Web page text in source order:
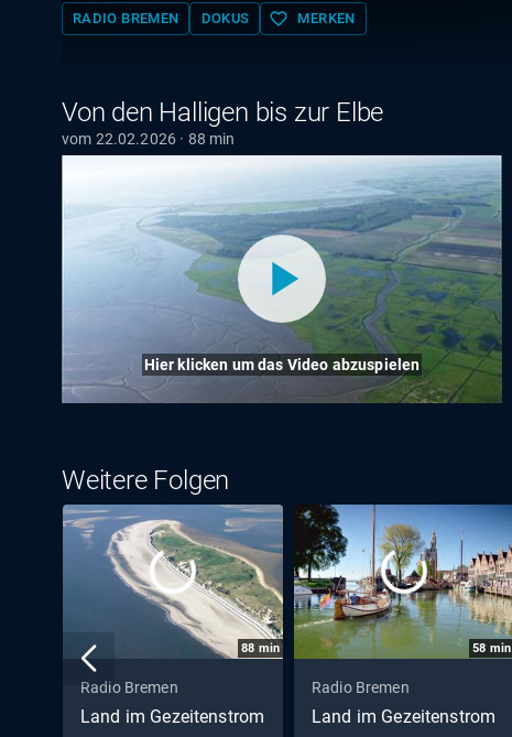
RADIO BREMEN DOKUS favorite_border MERKEN
Von den Halligen bis zur Elbe
vom 22.02.2026 · 88 min
Hier klicken um das Video abzuspielen
Weitere Folgen
88 min
Radio Bremen
Land im Gezeitenstrom
58 min
Radio Bremen
Land im Gezeitenstrom